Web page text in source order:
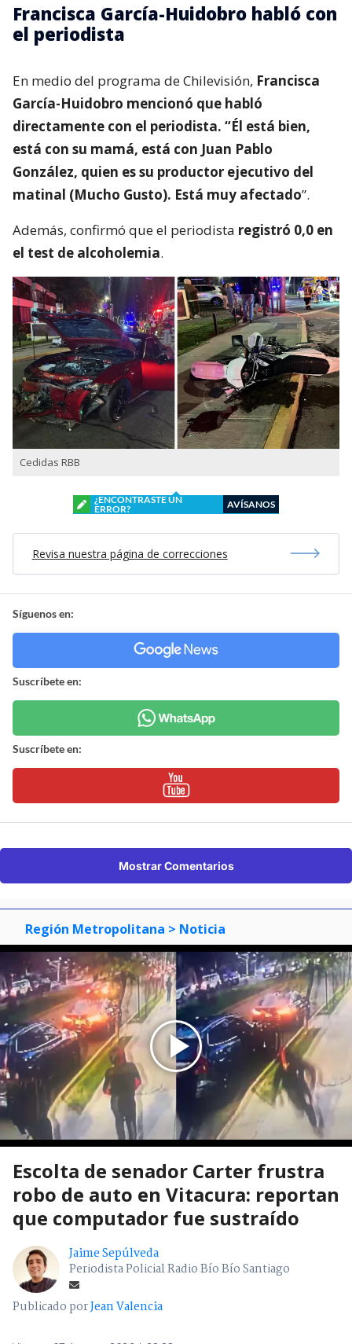
Francisca García-Huidobro habló con
el periodista
En medio del programa de Chilevisión, Francisca
García-Huidobro mencionó que habló
directamente con el periodista. “Él está bien,
está con su mamá, está con Juan Pablo
González, quien es su productor ejecutivo del
matinal (Mucho Gusto). Está muy afectado”.
Además, confirmó que el periodista registró 0,0 en
el test de alcoholemia.
Cedidas RBB
¿ENCONTRASTE UN
ERROR?
AVÍSANOS
Revisa nuestra página de correcciones
Síguenos en:
Suscríbete en:
Suscríbete en:
Mostrar Comentarios
Región Metropolitana > Noticia
Escolta de senador Carter frustra
robo de auto en Vitacura: reportan
que computador fue sustraído
Jaime Sepúlveda
Periodista Policial Radio Bío Bío Santiago
Publicado porJean Valencia